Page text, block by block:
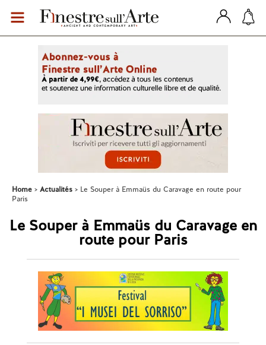
Home Actualités
Le Souper à Emmaüs du Caravage en route pour
Paris
Le Souper à Emmaüs du Caravage en
route pour Paris